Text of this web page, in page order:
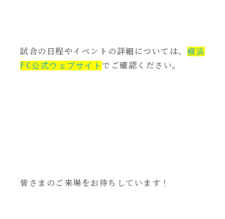
試合の日程やイベントの詳細については、
横浜
FC公式ウェブサイト でご確認ください。
皆さまのご来場をお待ちしています！